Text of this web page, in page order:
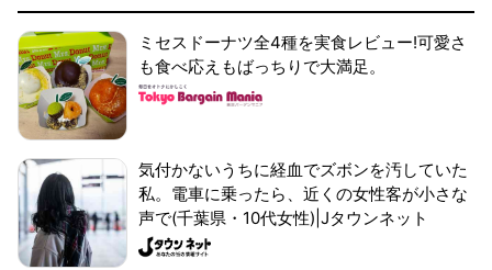
ミセスドーナツ全4種を実食レビュー!可愛さ
も食べ応えもばっちりで大満足。
気付かないうちに経血でズボンを汚していた
私。電車に乗ったら、近くの女性客が小さな
声で(千葉県・10代女性)|Jタウンネット